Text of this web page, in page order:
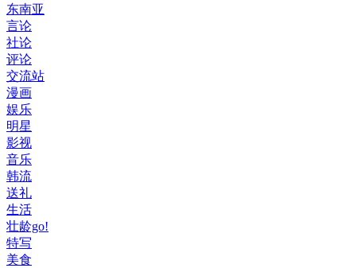
东南亚
言论
社论
评论
交流站
漫画
娱乐
明星
影视
音乐
韩流
送礼
生活
壮龄go!
特写
美食